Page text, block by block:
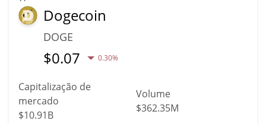
Dogecoin
DOGE
$0.07 0.30%
Capitalização de
mercado
$10.91B
Volume
$362.35M